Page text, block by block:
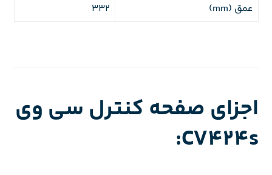
عمق (mm)
332
اجزای صفحه کنترل سی وی
CV424s: